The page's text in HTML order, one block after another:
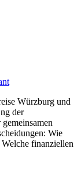
Würzburg und
der
Wie
finanziellen